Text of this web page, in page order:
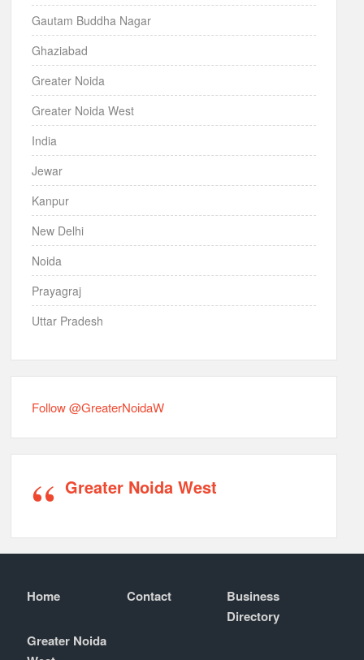
Gautam Buddha Nagar
Ghaziabad
Greater Noida
Greater Noida West
India
Jewar
Kanpur
New Delhi
Noida
Prayagraj
Uttar Pradesh
Follow @GreaterNoidaW
Greater Noida West
Home Contact
Business
Directory
Greater Noida